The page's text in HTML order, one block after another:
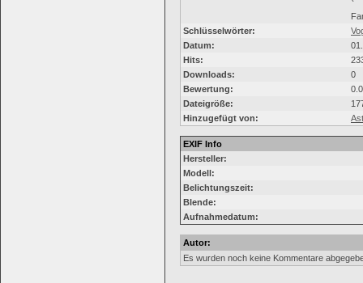
Schlüsselwörter:
Datum:
Hits:
Downloads:
0
Bewertung:
Dateigröße:
Hinzugefügt von:
EXIF Info
Hersteller:
Modell:
Belichtungszeit:
Blende:
Aufnahmedatum:
Autor:
Es wurden noch keine Kommentare